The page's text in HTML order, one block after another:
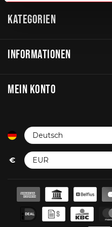
KATEGORIEN
INFORMATIONEN
MEIN KONTO
€